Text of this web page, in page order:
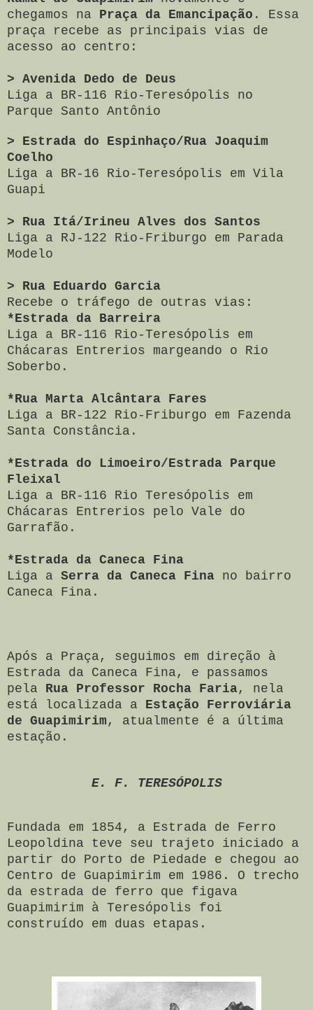
chegamos na Praça da Emancipação . Essa
praça recebe as principais vias de
acesso ao centro:
> Avenida Dedo de Deus
Liga a BR-116 Rio-Teresópolis no
Parque Santo Antônio
> Estrada do Espinhaço/Rua Joaquim
Coelho
Liga a BR-16 Rio-Teresópolis em Vila
Guapi
> Rua Itá/Irineu Alves dos Santos
Liga a RJ-122 Rio-Friburgo em Parada
Modelo
> Rua Eduardo Garcia
Recebe o tráfego de outras vias:
*Estrada da Barreira
Liga a BR-116 Rio-Teresópolis em
Chácaras Entrerios margeando o Rio
Soberbo.
*Rua Marta Alcântara Fares
Liga a BR-122 Rio-Friburgo em Fazenda
Santa Constância.
*Estrada do Limoeiro/Estrada Parque
Fleixal
Liga a BR-116 Rio Teresópolis em
Chácaras Entrerios pelo Vale do
Garrafão.
*Estrada da Caneca Fina
Liga a Serra da Caneca Fina no bairro
Caneca Fina.
Após a Praça, seguimos em direção à
Estrada da Caneca Fina, e passamos
pela Rua Professor Rocha Faria, nela
está localizada a Estação Ferroviária
de Guapimirim , atualmente é a última
estação.
E. F. TERESÓPOLIS
Fundada em 1854, a Estrada de Ferro
Leopoldina teve seu trajeto iniciado a
partir do Porto de Piedade e chegou ao
Centro de Guapimirim em 1986. O trecho
da estrada de ferro que figava
Guapimirim à Teresópolis foi
construído em duas etapas.